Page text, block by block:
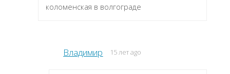
коломенская в волгограде
Владимир 15 лет ago